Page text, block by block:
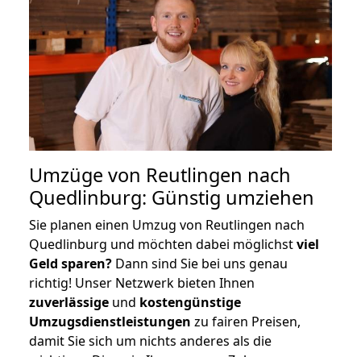
Umzüge von Reutlingen nach
Quedlinburg: Günstig umziehen
Sie planen einen Umzug von Reutlingen nach
Quedlinburg und möchten dabei möglichstviel
Geld sparen? Dann sind Sie bei uns genau
richtig! Unser Netzwerk bieten Ihnen
zuverlässige und kostengünstige
Umzugsdienstleistungen zu fairen Preisen,
damit Sie sich um nichts anderes als die